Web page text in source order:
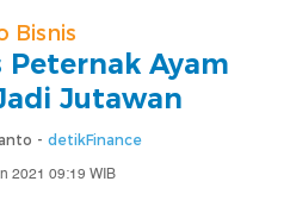
Bisnis
Peternak Ayam
Jutawan
- detikFinance
2021 09:19 WIB